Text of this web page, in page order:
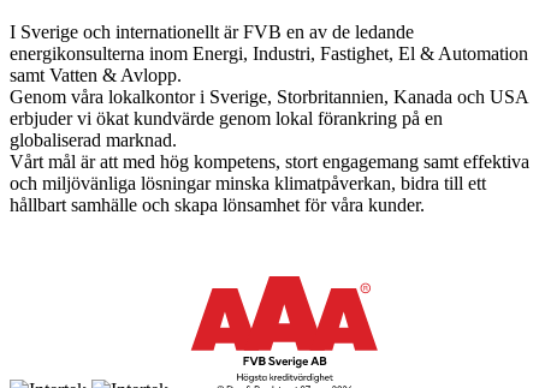
I Sverige och internationellt är FVB en av de ledande
energikonsulterna inom Energi, Industri, Fastighet, El & Automation
samt Vatten & Avlopp.
Genom våra lokalkontor i Sverige, Storbritannien, Kanada och USA
erbjuder vi ökat kundvärde genom lokal förankring på en
globaliserad marknad.
Vårt mål är att med hög kompetens, stort engagemang samt effektiva
och miljövänliga lösningar minska klimatpåverkan, bidra till ett
hållbart samhälle och skapa lönsamhet för våra kunder.